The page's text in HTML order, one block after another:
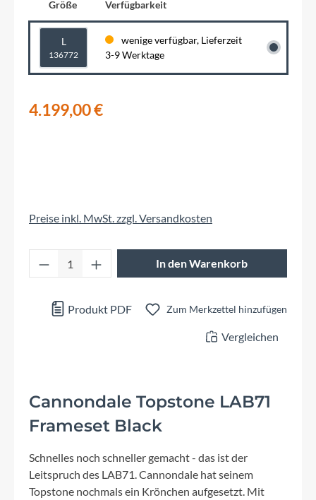
Größe Verfügbarkeit
L
136772
wenige verfügbar, Lieferzeit
3-9 Werktage
4.199,00 €
Preise inkl. MwSt. zzgl. Versandkosten
Produkt Anzahl: Gib den gewünschten
In den Warenkorb
Produkt PDF Zum Merkzettel hinzufügen
Vergleichen
Cannondale Topstone LAB71
Frameset Black
Schnelles noch schneller gemacht - das ist der
Leitspruch des LAB71. Cannondale hat seinem
Topstone nochmals ein Krönchen aufgesetzt. Mit